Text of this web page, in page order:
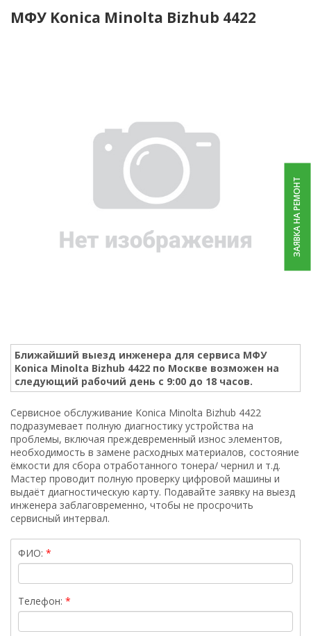
МФУ Konica Minolta Bizhub 4422
Ближайший выезд инженера для сервиса МФУ
Konica Minolta Bizhub 4422 по Москве возможен на
следующий рабочий день с 9:00 до 18 часов.
Сервисное обслуживание Konica Minolta Bizhub 4422
подразумевает полную диагностику устройства на
проблемы, включая преждевременный износ элементов,
необходимость в замене расходных материалов, состояние
ёмкости для сбора отработанного тонера/ чернил и т.д.
Мастер проводит полную проверку цифровой машины и
выдаёт диагностическую карту. Подавайте заявку на выезд
инженера заблаговременно, чтобы не просрочить
сервисный интервал.
ФИО:
Телефон:
ЗАЯВКА НА РЕМОНТ